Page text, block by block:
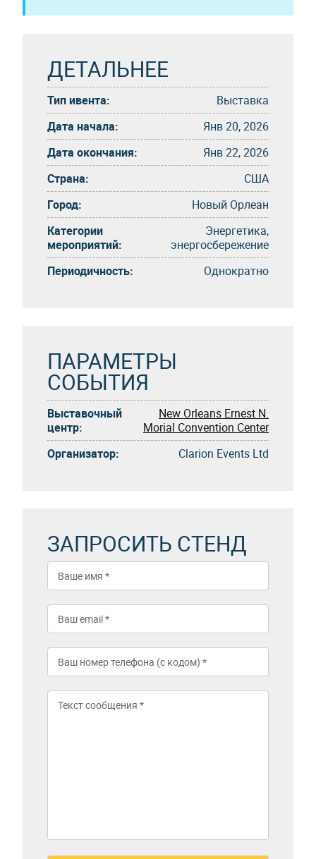
ДЕТАЛЬНЕЕ
Тип ивента:
Выставка
Дата начала:
Янв 20, 2026
Дата окончания:
Янв 22, 2026
Страна:
США
Город:
Новый Орлеан
Категории
мероприятий:
Энергетика,
энергосбережение
Периодичность:
Однократно
ПАРАМЕТРЫ
СОБЫТИЯ
Выставочный
центр:
New Orleans Ernest N.
Morial Convention Center
Организатор:
Clarion Events Ltd
ЗАПРОСИТЬ СТЕНД